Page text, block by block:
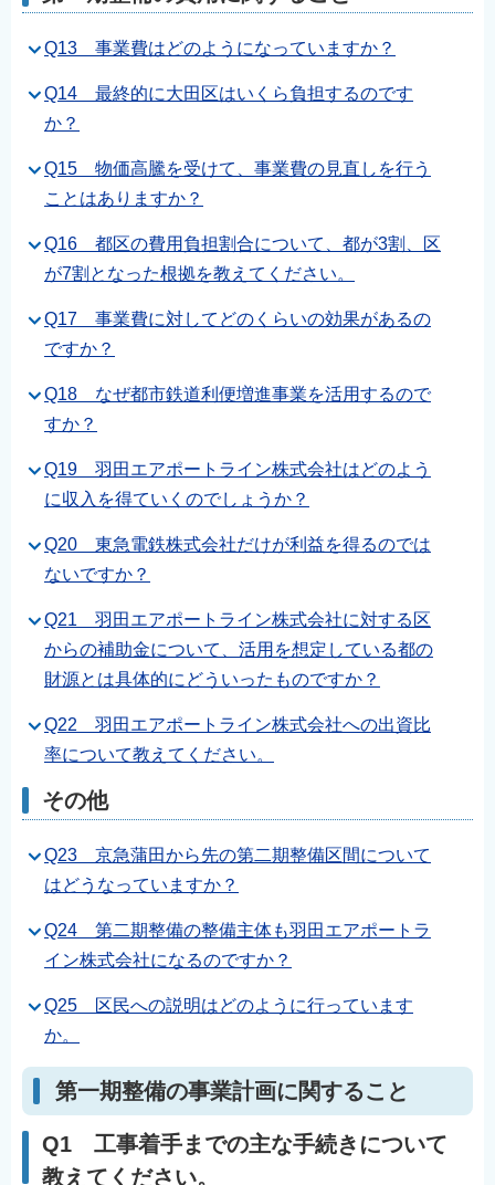
Q13 事業費はどのようになっていますか？
Q14 最終的に大田区はいくら負担するのです
か？
Q15 物価高騰を受けて、事業費の見直しを行う
ことはありますか？
Q16 都区の費用負担割合について、都が3割、区
が7割となった根拠を教えてください。
Q17 事業費に対してどのくらいの効果があるの
ですか？
Q18 なぜ都市鉄道利便増進事業を活用するので
すか？
Q19 羽田エアポートライン株式会社はどのよう
に収入を得ていくのでしょうか？
Q20 東急電鉄株式会社だけが利益を得るのでは
ないですか？
Q21 羽田エアポートライン株式会社に対する区
からの補助金について、活用を想定している都の
財源とは具体的にどういったものですか？
Q22 羽田エアポートライン株式会社への出資比
率について教えてください。
その他
Q23 京急蒲田から先の第二期整備区間について
はどうなっていますか？
Q24 第二期整備の整備主体も羽田エアポートラ
イン株式会社になるのですか？
Q25 区民への説明はどのように行っています
か。
第一期整備の事業計画に関すること
Q1 工事着手までの主な手続きについて
教えてください。